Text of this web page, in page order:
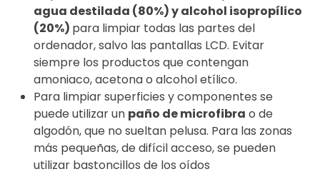
agua destilada (80%) y alcohol isopropílico
(20%) para limpiar todas las partes del
ordenador, salvo las pantallas LCD. Evitar
siempre los productos que contengan
amoniaco, acetona o alcohol etílico.
Para limpiar superficies y componentes se
puede utilizar un paño de microfibra o de
algodón, que no sueltan pelusa. Para las zonas
más pequeñas, de difícil acceso, se pueden
utilizar bastoncillos de los oídos